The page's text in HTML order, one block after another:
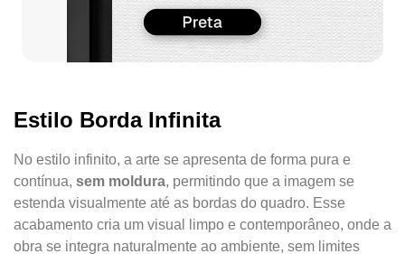
Estilo Borda Infinita
No estilo infinito, a arte se apresenta de forma pura e
contínua, sem moldura, permitindo que a imagem se
estenda visualmente até as bordas do quadro. Esse
acabamento cria um visual limpo e contemporâneo, onde a
obra se integra naturalmente ao ambiente, sem limites